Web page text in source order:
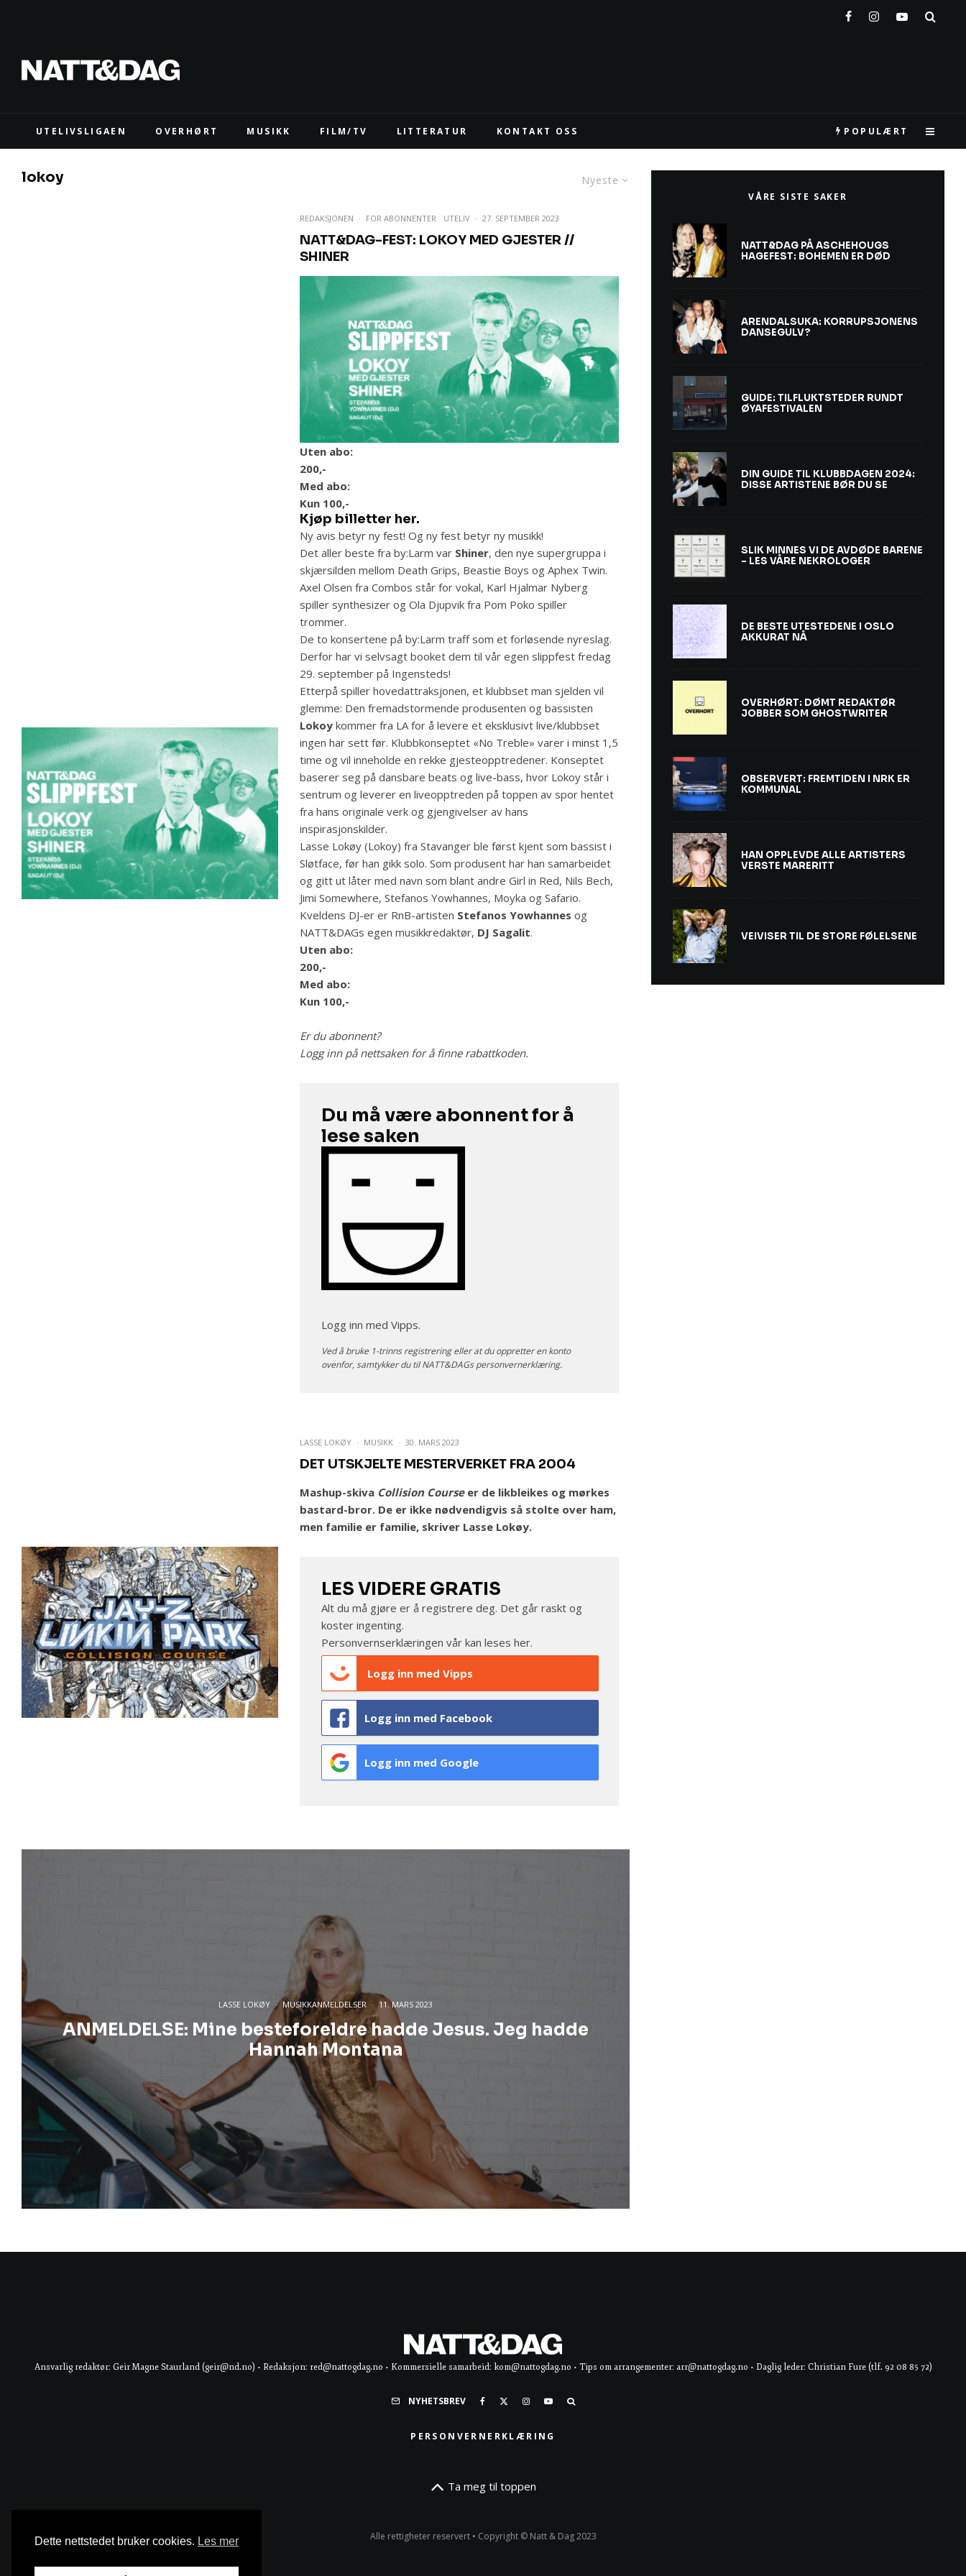
UTELIVSLIGAEN OVERHØRT MUSIKK FILM/TV LITTERATUR KONTAKT OSS POPULÆRT
Nyeste
lokoy
REDAKSJONEN · FOR ABONNENTER UTELIV · 27. SEPTEMBER 2023
NATT&DAG-FEST: LOKOY MED GJESTER //
SHINER
Uten abo:
200,-
Med abo:
Kun 100,-
Kjøp billetter her.
Ny avis betyr ny fest! Og ny fest betyr ny musikk!
Det aller beste fra by:Larm var Shiner, den nye supergruppa i
skjærsilden mellom Death Grips, Beastie Boys og Aphex Twin.
Axel Olsen fra Combos står for vokal, Karl Hjalmar Nyberg
spiller synthesizer og Ola Djupvik fra Pom Poko spiller
trommer.
De to konsertene på by:Larm traff som et forløsende nyreslag.
Derfor har vi selvsagt booket dem til vår egen slippfest fredag
29. september på Ingensteds!
Etterpå spiller hovedattraksjonen, et klubbset man sjelden vil
glemme: Den fremadstormende produsenten og bassisten
Lokoy kommer fra LA for å levere et eksklusivt live/klubbset
ingen har sett før. Klubbkonseptet «No Treble» varer i minst 1,5
time og vil inneholde en rekke gjesteopptredener. Konseptet
baserer seg på dansbare beats og live-bass, hvor Lokoy står i
sentrum og leverer en liveopptreden på toppen av spor hentet
fra hans originale verk og gjengivelser av hans
inspirasjonskilder.
Lasse Lokøy (Lokoy) fra Stavanger ble først kjent som bassist i
Sløtface, før han gikk solo. Som produsent har han samarbeidet
og gitt ut låter med navn som blant andre Girl in Red, Nils Bech,
Jimi Somewhere, Stefanos Yowhannes, Moyka og Safario.
Kveldens DJ-er er RnB-artisten Stefanos Yowhannes og
NATT&DAGs egen musikkredaktør, DJ Sagalit.
Uten abo:
200,-
Med abo:
Kun 100,-
Er du abonnent?
Logg inn på nettsaken for å finne rabattkoden.
Du må være abonnent for å
lese saken
Logg inn med Vipps.
Ved å bruke 1-trinns registrering eller at du oppretter en konto
ovenfor, samtykker du til NATT&DAGspersonvernerklæring.
LASSE LOKØY · MUSIKK · 30. MARS 2023
DET UTSKJELTE MESTERVERKET FRA 2004
Mashup-skiva Collision Course er de likbleikes og mørkes
bastard-bror. De er ikke nødvendigvis så stolte over ham,
men familie er familie, skriver Lasse Lokøy.
LES VIDERE GRATIS
Alt du må gjøre er å registrere deg. Det går raskt og
koster ingenting.
Personvernserklæringen vår kan lesesher.
Logg inn med Vipps
Logg inn med Facebook
Logg inn med Google
LASSE LOKØY · MUSIKKANMELDELSER · 11. MARS 2023
ANMELDELSE: Mine besteforeldre hadde Jesus. Jeg hadde
Hannah Montana
VÅRE SISTE SAKER
NATT&DAG PÅ ASCHEHOUGS
HAGEFEST: BOHEMEN ER DØD
ARENDALSUKA: KORRUPSJONENS
DANSEGULV?
GUIDE: TILFLUKTSTEDER RUNDT
ØYAFESTIVALEN
DIN GUIDE TIL KLUBBDAGEN 2024:
DISSE ARTISTENE BØR DU SE
SLIK MINNES VI DE AVDØDE BARENE
– LES VÅRE NEKROLOGER
DE BESTE UTESTEDENE I OSLO
AKKURAT NÅ
OVERHØRT: DØMT REDAKTØR
JOBBER SOM GHOSTWRITER
OBSERVERT: FREMTIDEN I NRK ER
KOMMUNAL
HAN OPPLEVDE ALLE ARTISTERS
VERSTE MARERITT
VEIVISER TIL DE STORE FØLELSENE
Ansvarlig redaktør: Geir Magne Staurland (geir@nd.no) • Redaksjon: red@nattogdag.no • Kommersielle samarbeid: kom@nattogdag.no • Tips om arrangementer: arr@nattogdag.no • Daglig leder: Christian Fure (tlf. 92 08 85 72)
NYHETSBREV
PERSONVERNERKLÆRING
Ta meg til toppen
Alle rettigheter reservert • Copyright © Natt & Dag 2023
Dette nettstedet bruker cookies. Les mer